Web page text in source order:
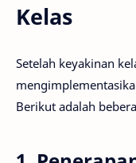
Kelas
Setelah keyakinan
Berikut adalah